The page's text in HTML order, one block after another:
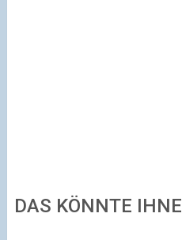
DAS KÖNNTE